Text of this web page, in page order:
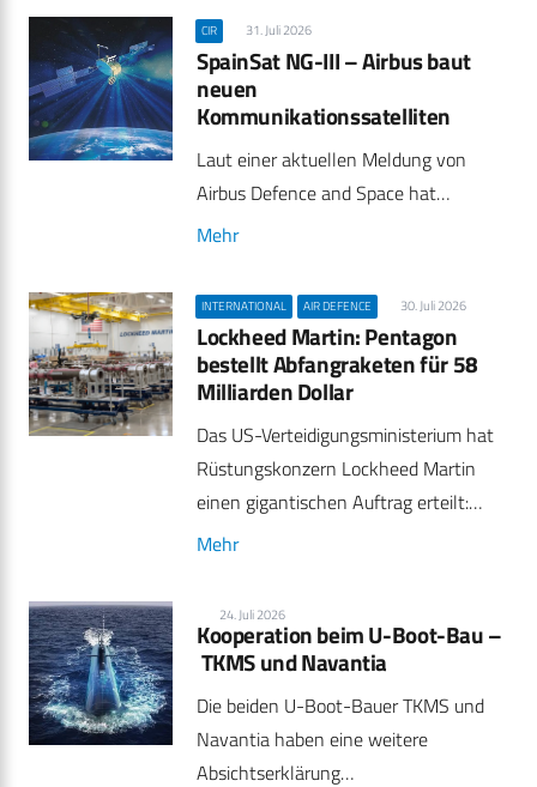
CIR 31. Juli 2026
SpainSat NG-III – Airbus baut
neuen
Kommunikationssatelliten
Laut einer aktuellen Meldung von
Airbus Defence and Space hat…
Mehr
INTERNATIONAL AIR DEFENCE 30. Juli 2026
Lockheed Martin: Pentagon
bestellt Abfangraketen für 58
Milliarden Dollar
Das US-Verteidigungsministerium hat
Rüstungskonzern Lockheed Martin
einen gigantischen Auftrag erteilt:…
Mehr
24. Juli 2026
Kooperation beim U-Boot-Bau –
TKMS und Navantia
Die beiden U-Boot-Bauer TKMS und
Navantia haben eine weitere
Absichtserklärung…